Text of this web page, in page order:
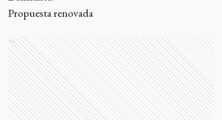
Propuesta renovada
Ads